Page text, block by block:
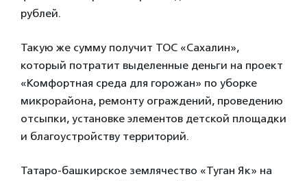
рублей.
Такую же сумму получит ТОС «Сахалин»,
который потратит выделенные деньги на проект
«Комфортная среда для горожан» по уборке
микрорайона, ремонту ограждений, проведению
отсыпки, установке элементов детской площадки
и благоустройству территорий.
Татаро-башкирское землячество «Туган Як» на